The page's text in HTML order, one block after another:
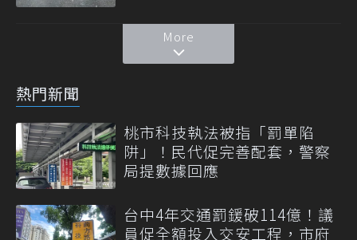
More
熱門新聞
桃市科技執法被指「罰單陷
阱」！民代促完善配套，警察
局提數據回應
台中4年交通罰鍰破114億！議
員促全額投入交安工程，市府